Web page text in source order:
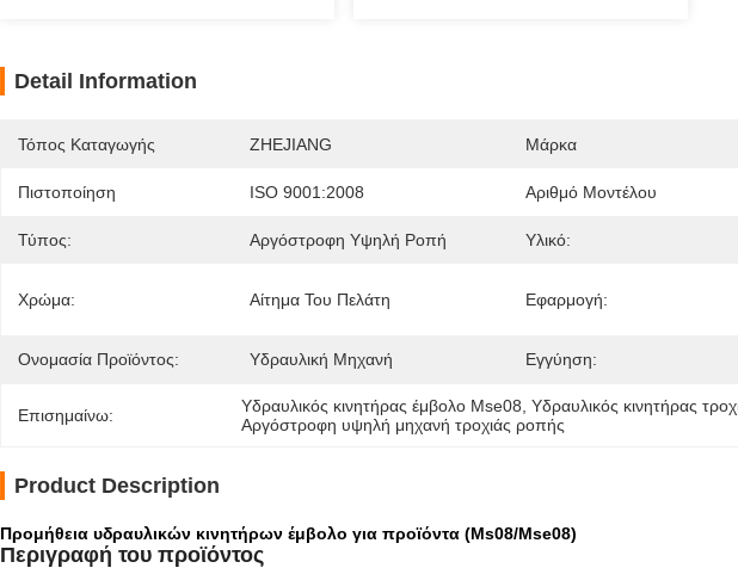
Detail Information
Τόπος Καταγωγής ZHEJIANG Μάρκα
Πιστοποίηση ISO 9001:2008 Αριθμό Μοντέλου
Τύπος: Αργόστροφη Υψηλή Ροπή Υλικό:
Χρώμα: Αίτημα Του Πελάτη Εφαρμογή:
Ονομασία Προϊόντος: Υδραυλική Μηχανή Εγγύηση:
Επισημαίνω: Υδραυλικός κινητήρας έμβολο Mse08 , Υδραυλικός κινητήρας
Αργόστροφη υψηλή μηχανή τροχιάς ροπής
Product Description
Προμήθεια υδραυλικών κινητήρων έμβολο για προϊόντα (Ms08/Mse08)
Περιγραφή του προϊόντος